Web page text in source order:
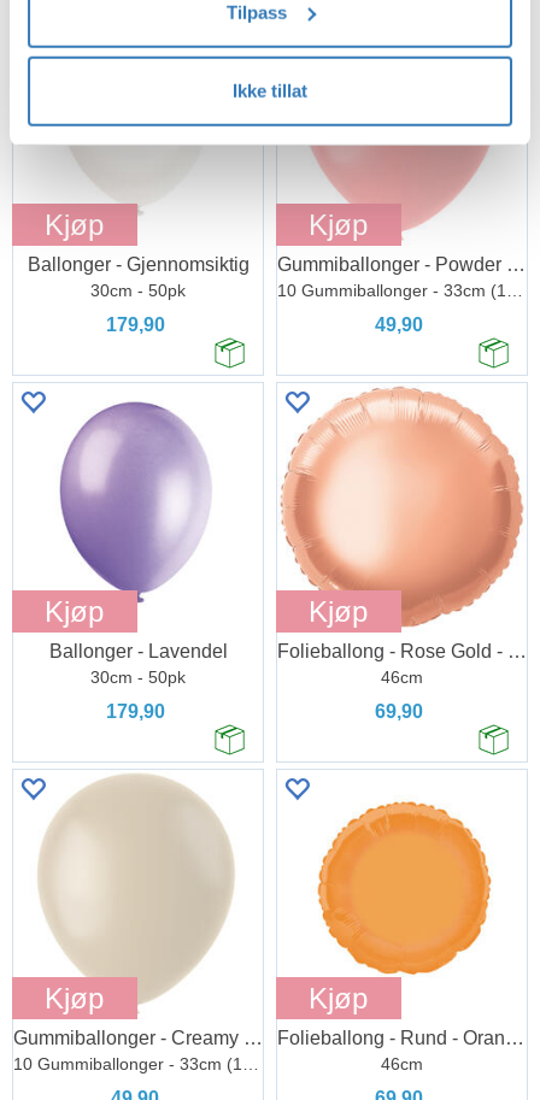
Tilpass
Ikke tillat
Kjøp
Ballonger - Gjennomsiktig
30cm - 50pk
179,90
Kjøp
Gummiballonger - Powder Pink Matt
49,90
Kjøp
Ballonger - Lavendel
30cm - 50pk
179,90
Kjøp
Folieballong - Rose Gold - Rund
46cm
69,90
Kjøp
Gummiballonger - Creamy Latte
Kjøp
Folieballong - Rund - Oransje
46cm